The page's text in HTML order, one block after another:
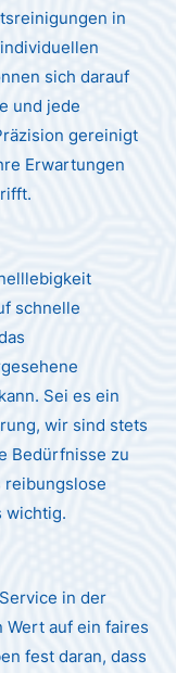
in
sich darauf
und jede
gereinigt
Erwartungen
schnelle
Sei es ein
wir sind stets
Bedürfnisse zu
reibungslose
wichtig.
in der
auf ein faires
fest daran, dass